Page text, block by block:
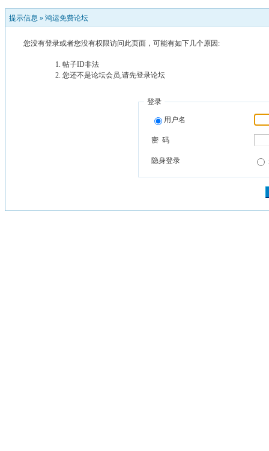
提示信息 » 鸿运免费论坛
您没有登录或者您没有权限访问此页面，可能有如下几个原因:
帖子ID非法
您还不是论坛会员,请先登录论坛
登录
用户名
密 码
隐身登录